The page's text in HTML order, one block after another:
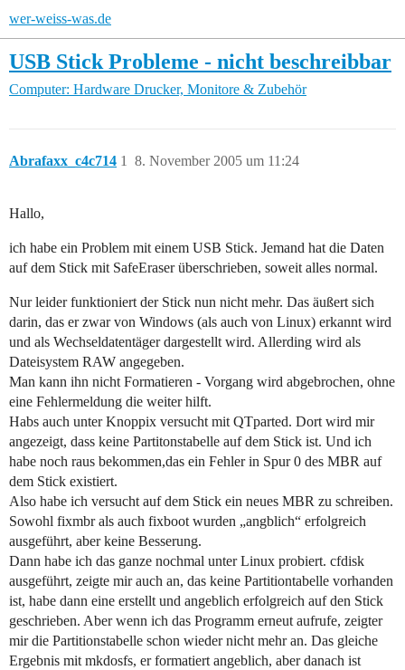
wer-weiss-was.de
USB Stick Probleme - nicht beschreibbar
Computer: Hardware Drucker, Monitore & Zubehör
Abrafaxx_c4c714 8. November 2005 um 11:24
1
Hallo,
ich habe ein Problem mit einem USB Stick. Jemand hat die Daten
auf dem Stick mit SafeEraser überschrieben, soweit alles normal.
Nur leider funktioniert der Stick nun nicht mehr. Das äußert sich
darin, das er zwar von Windows (als auch von Linux) erkannt wird
und als Wechseldatentäger dargestellt wird. Allerding wird als
Dateisystem RAW angegeben.
Man kann ihn nicht Formatieren - Vorgang wird abgebrochen, ohne
eine Fehlermeldung die weiter hilft.
Habs auch unter Knoppix versucht mit QTparted. Dort wird mir
angezeigt, dass keine Partitonstabelle auf dem Stick ist. Und ich
habe noch raus bekommen,das ein Fehler in Spur 0 des MBR auf
dem Stick existiert.
Also habe ich versucht auf dem Stick ein neues MBR zu schreiben.
Sowohl fixmbr als auch fixboot wurden „angblich“ erfolgreich
ausgeführt, aber keine Besserung.
Dann habe ich das ganze nochmal unter Linux probiert. cfdisk
ausgeführt, zeigte mir auch an, das keine Partitiontabelle vorhanden
ist, habe dann eine erstellt und angeblich erfolgreich auf den Stick
geschrieben. Aber wenn ich das Programm erneut aufrufe, zeigter
mir die Partitionstabelle schon wieder nicht mehr an. Das gleiche
Ergebnis mit mkdosfs, er formatiert angeblich, aber danach ist